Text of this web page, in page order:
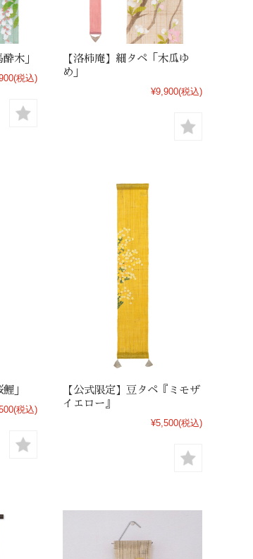
木」
(税込)
【洛柿庵】細タペ「木瓜ゆ
め」
¥9,900(税込)
」
(税込)
【公式限定】豆タペ『ミモザ
イエロー』
¥5,500(税込)